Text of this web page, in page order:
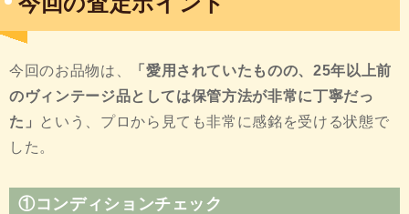
今回のお品物は、
「愛用されていたものの、25年以上前
のヴィンテージ品としては保管方法が非常に丁寧だっ
た」
という、プロから見ても非常に感銘を受ける状態で
した。
①コンディションチェック